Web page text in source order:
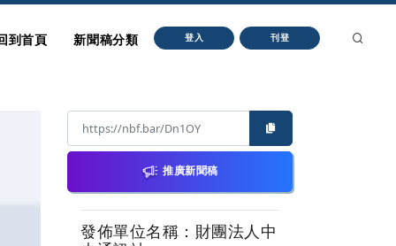
到首頁 新聞稿分類 登入 刊登
推廣新聞稿
發佈單位名稱：財團法人中